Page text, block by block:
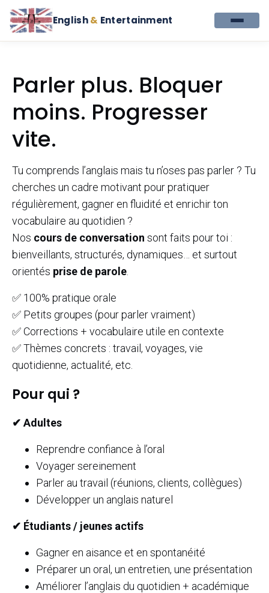
English& Entertainment
Parler plus. Bloquer
moins. Progresser
vite.
Tu comprends l’anglais mais tu n’oses pas parler ? Tu
cherches un cadre motivant pour pratiquer
régulièrement, gagner en fluidité et enrichir ton
vocabulaire au quotidien ?
Nos cours de conversation sont faits pour toi :
bienveillants, structurés, dynamiques… et surtout
orientés prise de parole
✅ 100% pratique orale
✅ Petits groupes (pour parler vraiment)
✅ Corrections + vocabulaire utile en contexte
✅ Thèmes concrets : travail, voyages, vie
quotidienne, actualité, etc.
Pour qui ?
✔ Adultes
Reprendre confiance à l’oral
Voyager sereinement
Parler au travail (réunions, clients, collègues)
Développer un anglais naturel
✔ Étudiants / jeunes actifs
Gagner en aisance et en spontanéité
Préparer un oral, un entretien, une présentation
Améliorer l’anglais du quotidien + académique